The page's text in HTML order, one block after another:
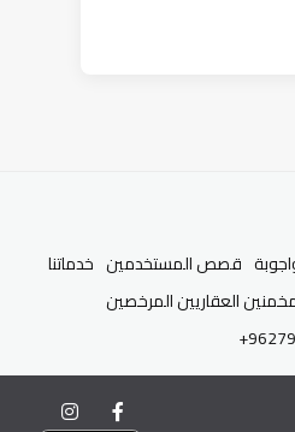
قصص المستخدمين خدماتنا
العقاريين المرخصين